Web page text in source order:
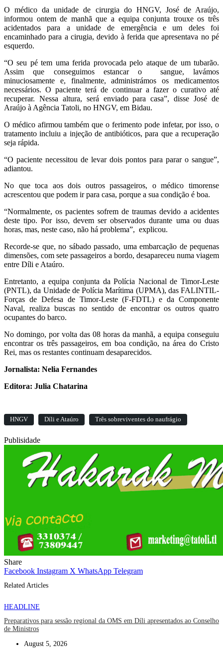
O médico da unidade de cirurgia do HNGV, José de Araújo,
informou ontem de manhã que a equipa conjunta trouxe os três
acidentados para a unidade de emergência e um deles foi
encaminhado para a cirugia, devido à ferida que apresentava no pé
esquerdo.
“O seu pé tem uma ferida provocada pelo ataque de um tubarão.
Assim que conseguimos estancar o sangue, lavámos
minuciosamente e, finalmente, administrámos os medicamentos
necessários. O paciente terá de continuar a fazer o curativo até
recuperar. Nessa altura, será enviado para casa”, disse José de
Araújo à Agência Tatoli, no HNGV, em Bidau.
O médico afirmou também que o ferimento pode infetar, por isso, o
tratamento incluiu a injeção de antibióticos, para que a recuperação
seja rápida.
“O paciente necessitou de levar dois pontos para parar o sangue”,
adiantou.
No que toca aos dois outros passageiros, o médico timorense
acrescentou que podem ir para casa, porque a sua condição é boa.
“Normalmente, os pacientes sofrem de traumas devido a acidentes
deste tipo. Por isso, devem ser observados durante uma ou duas
horas, mas, neste caso, não há problema”, explicou.
Recorde-se que, no sábado passado, uma embarcação de pequenas
dimensões, com sete passageiros a bordo, desapareceu numa viagem
entre Díli e Ataúro.
Entretanto, a equipa conjunta da Polícia Nacional de Timor-Leste
(PNTL), da Unidade de Polícia Marítima (UPMA), das FALINTIL-
Forças de Defesa de Timor-Leste (F-FDTL) e da Componente
Naval, realiza buscas no sentido de encontrar os outros quatro
ocupantes do barco.
No domingo, por volta das 08 horas da manhã, a equipa conseguiu
encontrar os três passageiros, em boa condição, na área do Cristo
Rei, mas os restantes continuam desaparecidos.
Jornalista: Nelia Fernandes
Editora: Julia Chatarina
HNGV Díli e Ataúro Três sobreviventes do naufrágio
Publisidade
Share
Facebook Instagram X WhatsApp Telegram
Related Articles
HEADLINE
Preparativos para sessão regional da OMS em Díli apresentados ao Conselho
de Ministros
August 5, 2026